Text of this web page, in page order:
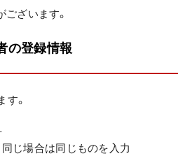
ざいます。
の登録情報
。
じ場合は同じものを入力